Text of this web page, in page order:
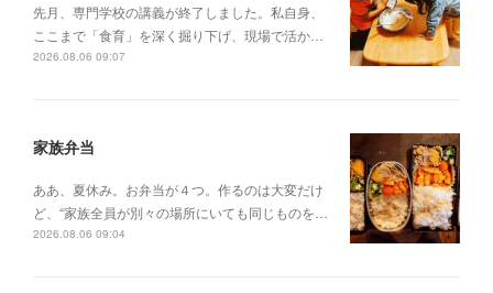
先月、専門学校の講義が終了しました。私自身、
ここまで「食育」を深く掘り下げ、現場で活か…
2026.08.06 09:07
家族弁当
ああ、夏休み。お弁当が４つ。作るのは大変だけ
ど、“家族全員が別々の場所にいても同じものを…
2026.08.06 09:04